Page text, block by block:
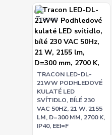
TRACON LED-DL-
21WW PODHLEDOVÉ
KULATÉ LED
SVÍTIDLO, BÍLÉ 230
VAC 50HZ, 21 W, 2155
LM, D=300 MM, 2700 K,
IP40, EEI=F